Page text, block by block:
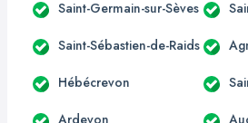
Saint-Germain-sur-Sèves
Saint-Sébastien-de-Raids
Hébécrevon
Ardevon